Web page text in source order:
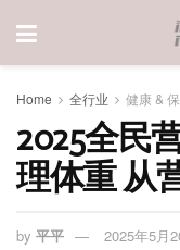
Home 全行业 健康 &
2025全民
理体重 从
by 平平 2025年5月